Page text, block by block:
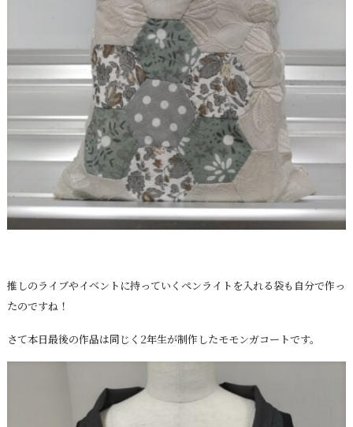
推しのライブやイベントに持っていくペンライトを入れる袋も自分で作っ
たのですね！
さて本日最後の作品は同じく2年生が制作したモモンガコートです。